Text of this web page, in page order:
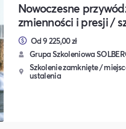
Nowoczesne
zmienności i presji /
Od 9 225,00 zł
Grupa Szkoleniowa
Szkolenie zamknięte /
ustalenia